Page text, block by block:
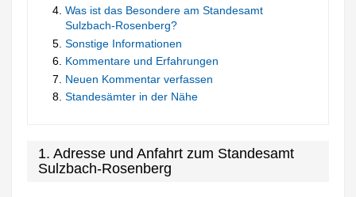
Was ist das Besondere am Standesamt
Sulzbach-Rosenberg?
Sonstige Informationen
Kommentare und Erfahrungen
Neuen Kommentar verfassen
Standesämter in der Nähe
1. Adresse und Anfahrt zum Standesamt
Sulzbach-Rosenberg